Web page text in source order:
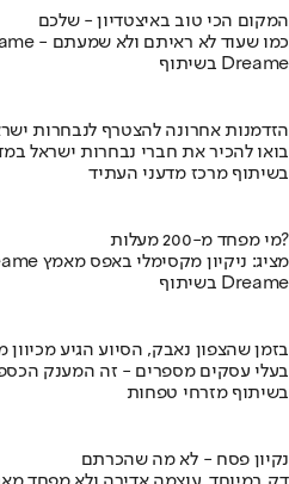
המקום הכי טוב באיצטדיון - שלכם
המונדיאל עם מסכי Dreame - כמו שעוד לא ראיתם ולא שמעתם
בשיתוף Dreame
הזדמנות אחרונה להצטרף לנבחרות
בואו להכיר את חברי נבחרות ישראל
בשיתוף מרכז מדעני העתיד
מי מפחד מ-200 מעלות?
השואב-שוטף החדש של Dreame מציג: ניקיון מקסימלי באפס מאמץ
בשיתוף Dreame
בזמן שהצפון נאבק, הסיוע הגיע מכיוון
בעלי עסקים מספרים - זה המענק
בשיתוף מזרחי טפחות
נקיון פסח - לא מה שהכרתם